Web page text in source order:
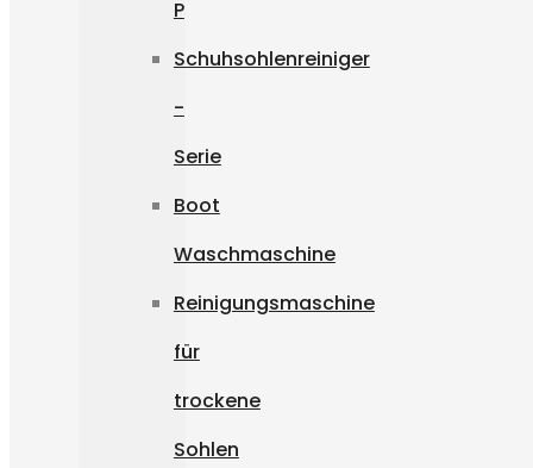
P
Schuhsohlenreiniger
-
Serie
Boot
Waschmaschine
Reinigungsmaschine
für
trockene
Sohlen